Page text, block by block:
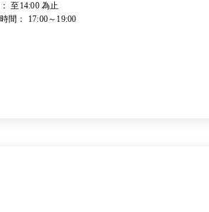
至14:00 為止
間： 17:00～19:00